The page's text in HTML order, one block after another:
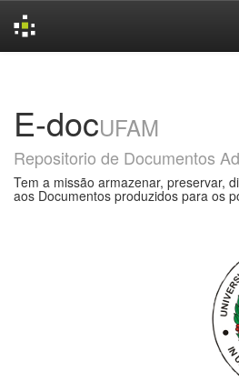
E-docUFAM
Repositorio de Documentos
Tem a missão armazenar, preservar,
aos Documentos produzidos para os